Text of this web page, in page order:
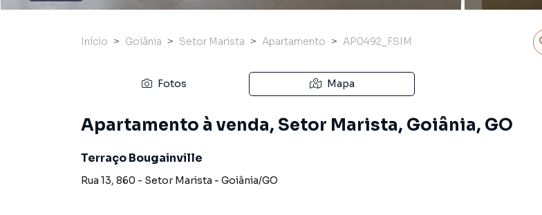
Início Goiânia Setor Marista Apartamento AP0492_FSIM
Fotos Mapa
Apartamento à venda, Setor Marista, Goiânia, GO
Terraço Bougainville
Rua 13, 860 - Setor Marista - Goiânia/GO